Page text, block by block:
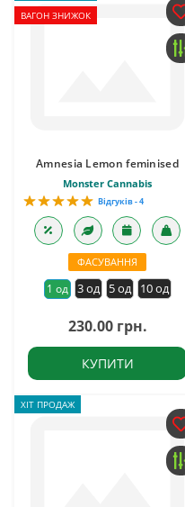
ВАГОН ЗНИЖОК
Amnesia Lemon feminised
Monster Cannabis
Відгуків - 4
ФАСУВАННЯ
1 од 3 од 5 од 10 од
230.00 грн.
КУПИТИ
ХІТ ПРОДАЖ